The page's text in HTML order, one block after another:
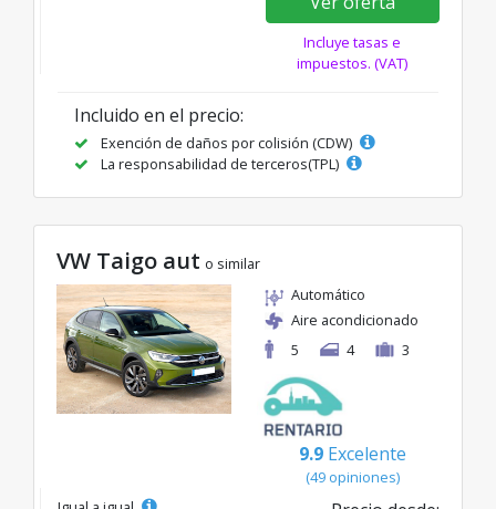
Incluye tasas e
impuestos. (VAT)
Incluido en el precio:
Exención de daños por colisión (CDW)
La responsabilidad de terceros(TPL)
VW Taigo aut o similar
Automático
Aire acondicionado
5
4 3
9.9 Excelente
(49 opiniones)